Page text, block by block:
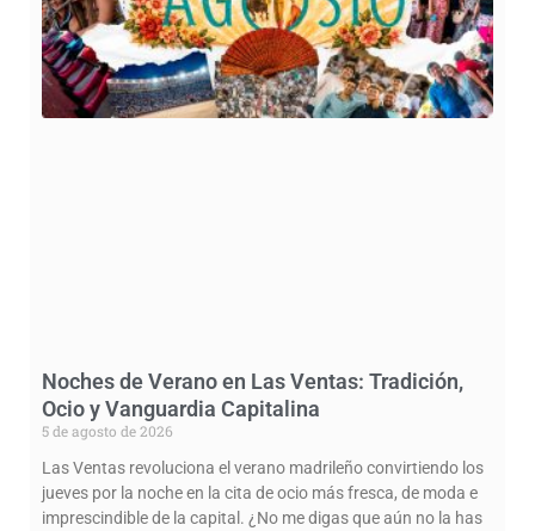
Noches de Verano en Las Ventas: Tradición,
Ocio y Vanguardia Capitalina
5 de agosto de 2026
Las Ventas revoluciona el verano madrileño convirtiendo los
jueves por la noche en la cita de ocio más fresca, de moda e
imprescindible de la capital. ¿No me digas que aún no la has